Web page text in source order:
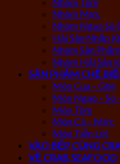
Nhóm Mực
Nhóm Ngao Sò
Hải Sản Nhập
Nhóm Sản
Nhóm Hải Sản
SẢN PHẨM CHẾ
Món Cua – Ghẹ
Món Ngao – Sò
Món Tôm
Món Cá – Mực
Món Tiện Lợi
VÀO BẾP CÙNG
VỀ CRAB SEAFOOD